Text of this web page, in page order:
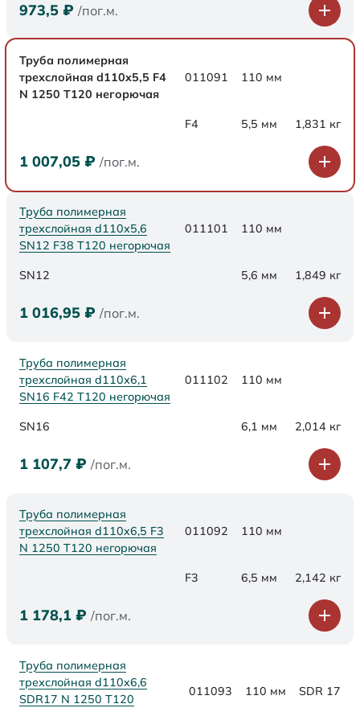
973,5 ₽ /пог.м.
Труба полимерная
трехслойная d110x5,5 F4
N 1250 Т120 негорючая
011091 110 мм
F4 5,5 мм 1,831 кг
1 007,05 ₽ /пог.м.
Труба полимерная
трехслойная d110х5,6
SN12 F38 Т120 негорючая
011101 110 мм
SN12 5,6 мм 1,849 кг
1 016,95 ₽ /пог.м.
Труба полимерная
трехслойная d110х6,1
SN16 F42 Т120 негорючая
011102 110 мм
SN16 6,1 мм 2,014 кг
1 107,7 ₽ /пог.м.
Труба полимерная
трехслойная d110x6,5 F3
N 1250 Т120 негорючая
011092 110 мм
F3 6,5 мм 2,142 кг
1 178,1 ₽ /пог.м.
Труба полимерная
трехслойная d110x6,6
SDR17 N 1250 Т120
011093 110 мм SDR 17